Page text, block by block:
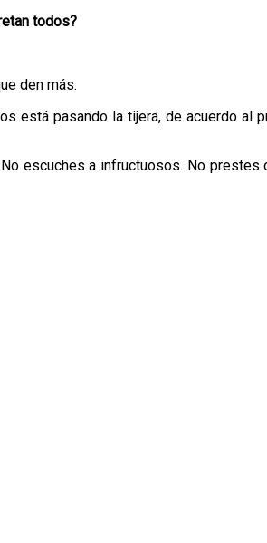
todos?
den más.
está pasando la tijera, de acuerdo
escuches a infructuosos. No